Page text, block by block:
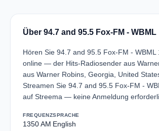
Über 94.7 and 95.5 Fox-FM - WBML
Hören Sie 94.7 and 95.5 Fox-FM - WBML
online — der Hits-Radiosender aus
aus Warner Robins, Georgia, United
Streamen Sie 94.7 and 95.5 Fox-FM -
auf Streema — keine Anmeldung
FREQUENZ
1350 AM
SPRACHE
English